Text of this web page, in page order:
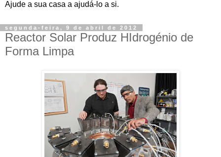
Ajude a sua casa a ajudá-lo a si.
segunda-feira, 9 de abril de 2012
Reactor Solar Produz HIdrogénio de
Forma Limpa